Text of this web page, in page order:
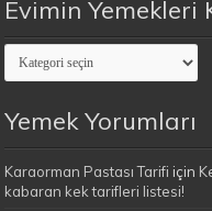
Evimin Yemekleri
Evimin
Yemekleri
Kategoriler
Yemek Yorumları
Karaorman Pastası Tarifi için
kabaran kek tarifleri listesi!